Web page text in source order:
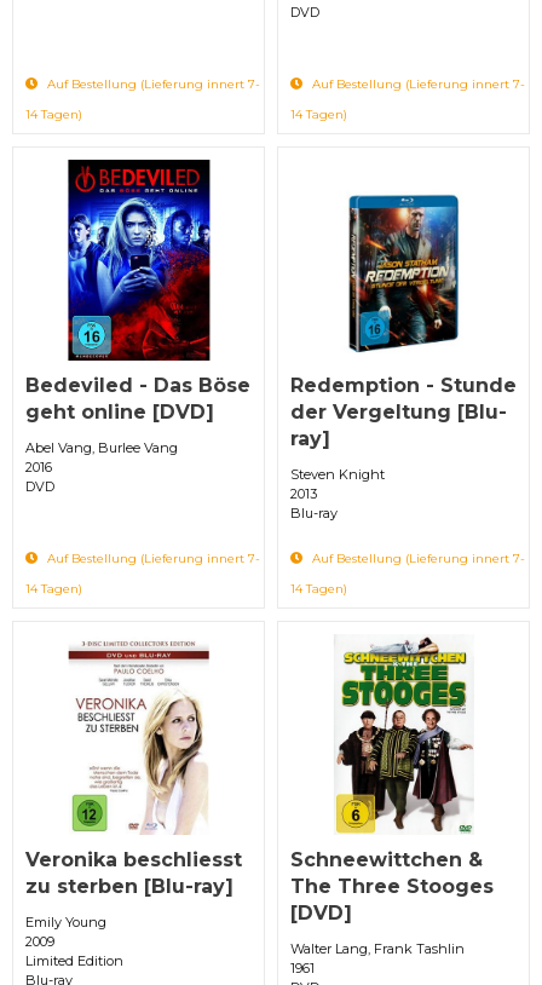
Auf Bestellung (Lieferung innert 7-
14 Tagen)
DVD
Auf Bestellung (Lieferung innert 7-
14 Tagen)
Bedeviled - Das Böse
geht online [DVD]
Abel Vang, Burlee Vang
2016
DVD
Auf Bestellung (Lieferung innert 7-
14 Tagen)
Redemption - Stunde
der Vergeltung [Blu-
ray]
Steven Knight
2013
Blu-ray
Auf Bestellung (Lieferung innert 7-
14 Tagen)
Veronika beschliesst
zu sterben [Blu-ray]
Emily Young
2009
Limited Edition
Blu-ray
Schneewittchen &
The Three Stooges
[DVD]
Walter Lang, Frank Tashlin
1961